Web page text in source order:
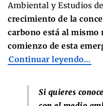
Ambiental y Estudios
crecimiento de la
carbono está al mismo
comienzo de esta
Continuar leyendo…
Si quieres